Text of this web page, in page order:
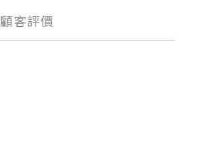
顧客評價